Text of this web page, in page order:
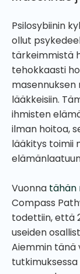
Psilosybiinin
ollut
tärkeimmistä
tehokkaasti
masennuksen
lääkkeisiin.
ihmisten
ilman hoitoa,
lääkitys toimii
Vuonna tähän
Compass
todettiin, että
useiden
Aiemmin tänä